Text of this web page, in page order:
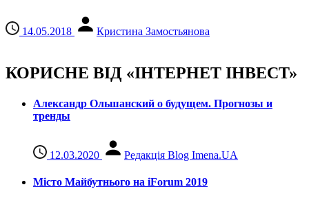
14.05.2018 Кристина Замостьянова
КОРИСНЕ ВІД «ІНТЕРНЕТ ІНВЕСТ»
Александр Ольшанский о будущем. Прогнозы и
тренды
12.03.2020 Редакція Blog Imena.UA
Місто Майбутнього на iForum 2019